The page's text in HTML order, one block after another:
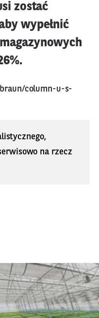
zostać
wypełnić
column-u-s-
na rzecz